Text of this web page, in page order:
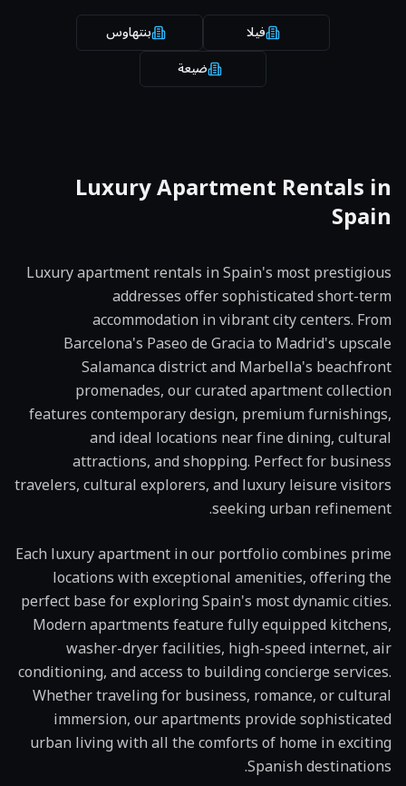
فيلا
بنتهاوس
ضيعة
LuxuryApartmentRentals in
Spain
Luxury apartment rentals in Spain's most prestigious
addresses offer sophisticated short-term
accommodation in vibrant city centers. From
Barcelona's Paseo de Gracia to Madrid's upscale
Salamanca district and Marbella's beachfront
promenades, our curated apartment collection
features contemporary design, premium furnishings,
and ideal locations near fine dining, cultural
attractions, and shopping. Perfect for business
travelers, cultural explorers, and luxury leisure visitors
seeking urban refinement.
Each luxury apartment in our portfolio combines prime
locations with exceptional amenities, offering the
perfect base for exploring Spain's most dynamic cities.
Modern apartments feature fully equipped kitchens,
washer-dryer facilities, high-speed internet, air
conditioning, and access to building concierge services.
Whether traveling for business, romance, or cultural
immersion, our apartments provide sophisticated
urban living with all the comforts of home in exciting
Spanish destinations.